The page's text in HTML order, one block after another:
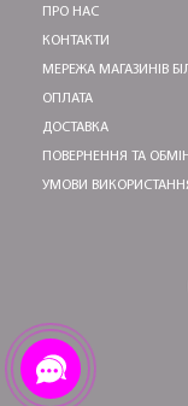
ПРО НАС
КОНТАКТИ
МЕРЕЖА МАГАЗИНІВ
ОПЛАТА
ДОСТАВКА
ПОВЕРНЕННЯ ТА ОБМІН
УМОВИ